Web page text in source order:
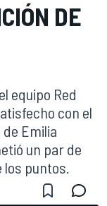
DE
equipo Red
con el
Emilia
un par de
puntos.